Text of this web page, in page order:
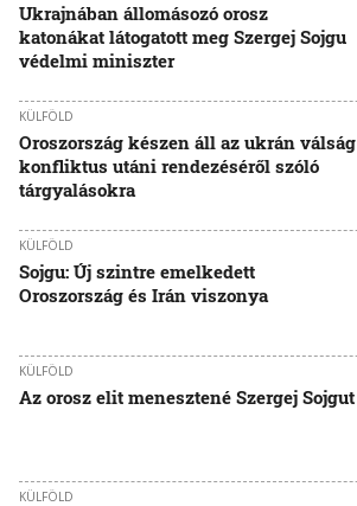
Ukrajnában állomásozó orosz
katonákat látogatott meg Szergej Sojgu
védelmi miniszter
KÜLFÖLD
Oroszország készen áll az ukrán válság
konfliktus utáni rendezéséről szóló
tárgyalásokra
KÜLFÖLD
Sojgu: Új szintre emelkedett
Oroszország és Irán viszonya
KÜLFÖLD
Az orosz elit menesztené Szergej Sojgut
KÜLFÖLD